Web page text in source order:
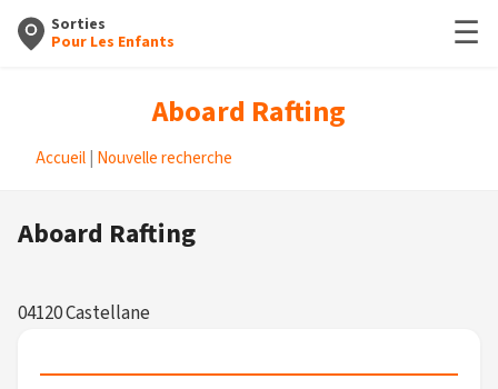
Sorties
Pour Les Enfants
☰
Aboard Rafting
Accueil Nouvelle recherche
Aboard Rafting
04120 Castellane